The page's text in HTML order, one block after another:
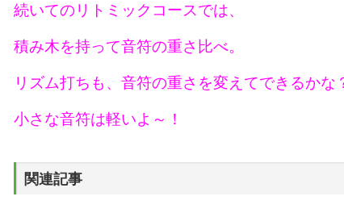
続いてのリトミックコースでは、
積み木を持って音符の重さ比べ。
リズム打ちも、音符の重さを変えてできるかな
小さな音符は軽いよ～！
関連記事